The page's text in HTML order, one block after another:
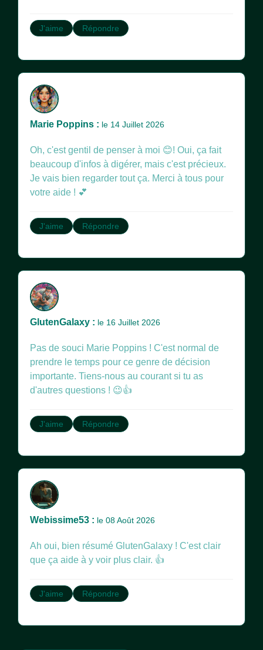
J'aime Répondre
Marie Poppins : le 14 Juillet 2026
Oh, c'est gentil de penser à moi 😊! Oui, ça fait
beaucoup d'infos à digérer, mais c'est précieux.
Je vais bien regarder tout ça. Merci à tous pour
votre aide ! 💕
J'aime Répondre
GlutenGalaxy : le 16 Juillet 2026
Pas de souci Marie Poppins ! C'est normal de
prendre le temps pour ce genre de décision
importante. Tiens-nous au courant si tu as
d'autres questions ! 😉👍
J'aime Répondre
Webissime53 : le 08 Août 2026
Ah oui, bien résumé GlutenGalaxy ! C'est clair
que ça aide à y voir plus clair. 👍
J'aime Répondre